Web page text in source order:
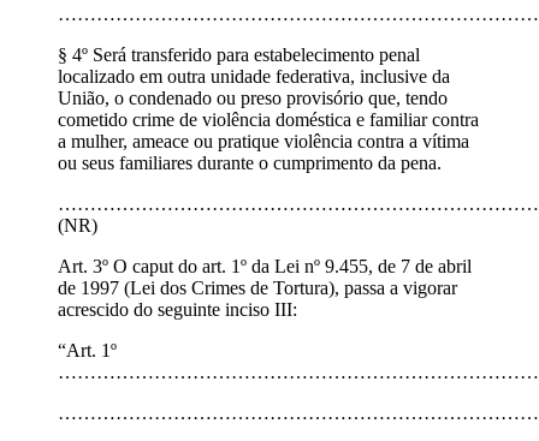
§ 4º Será transferido para estabelecimento penal
localizado em outra unidade federativa, inclusive da
União, o condenado ou preso provisório que, tendo
cometido crime de violência doméstica e familiar contra
a mulher, ameace ou pratique violência contra a vítima
ou seus familiares durante o cumprimento da pena.
(NR)
Art. 3º O caput do art. 1º da Lei nº 9.455, de 7 de abril
de 1997 (Lei dos Crimes de Tortura), passa a vigorar
acrescido do seguinte inciso III:
“Art. 1º